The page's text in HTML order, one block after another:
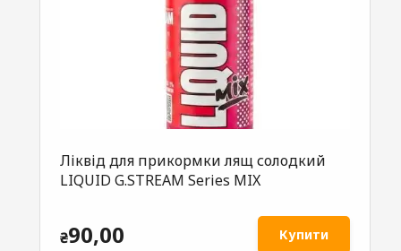
Ліквід для прикормки лящ солодкий
LIQUID G.STREAM Series MIX
₴90,00 Купити